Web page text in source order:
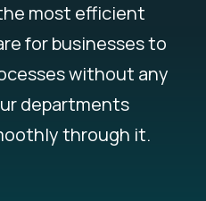
most efficient
for businesses to
without any
departments
through it.